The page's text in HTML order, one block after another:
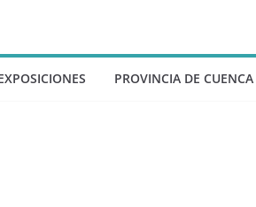
PROVINCIA DE CUENCA